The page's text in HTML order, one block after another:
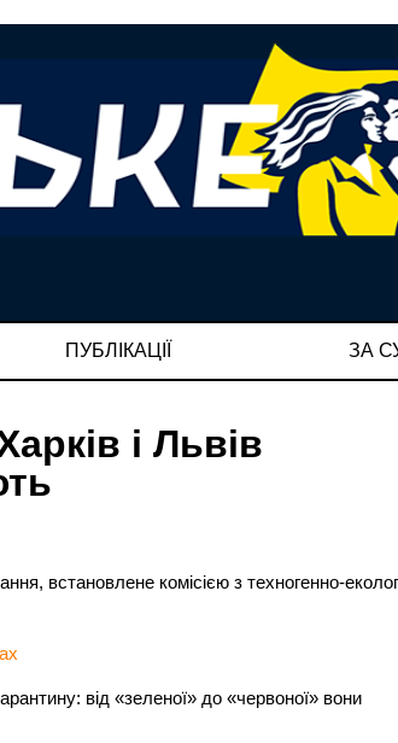
ПУБЛІКАЦІЇ ЗА
і Львів
встановлене комісією з техногенно-
від «зеленої» до «червоної» вони